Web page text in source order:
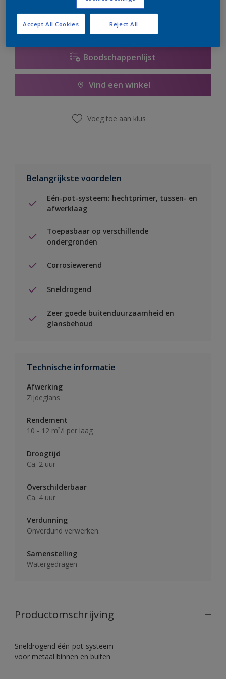
Boodschappenlijst
Vind een winkel
Voeg toe aan klus
Belangrijkste voordelen
Eén-pot-systeem: hechtprimer, tussen- en
afwerklaag
Toepasbaar op verschillende
ondergronden
Corrosiewerend
Sneldrogend
Zeer goede buitenduurzaamheid en
glansbehoud
Technische informatie
Afwerking
Zijdeglans
Rendement
10 - 12 m²/l per laag
Droogtijd
Ca. 2 uur
Overschilderbaar
Ca. 4 uur
Verdunning
Onverdund verwerken.
Samenstelling
Watergedragen
Productomschrijving
Sneldrogend één-pot-systeem
voor metaal binnen en buiten
Reject All
Accept All Cookies